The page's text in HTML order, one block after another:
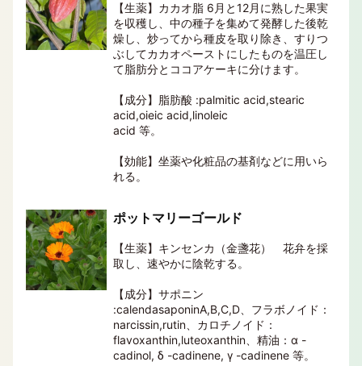
【生薬】カカオ脂 6月と12月に熟した果実
を収穫し、中の種子を集めて発酵した後乾
燥し、炒ってから種皮を取り除き、すりつ
ぶしてカカオペーストにしたものを温圧し
て脂肪分とココアケーキに分けます。
【成分】脂肪酸 :palmitic acid,stearic
acid,oieic acid,linoleic
acid 等。
【効能】坐薬や化粧品の基剤などに用いら
れる。
ポットマリーゴールド
【生薬】キンセンカ（金盞花） 花弁を採
取し、速やかに陰乾する。
【成分】サポニン
:calendasaponinA,B,C,D、フラボノイド：
narcissin,rutin、カロチノイド：
flavoxanthin,luteoxanthin、精油：α -
cadinol, δ -cadinene, γ -cadinene 等。